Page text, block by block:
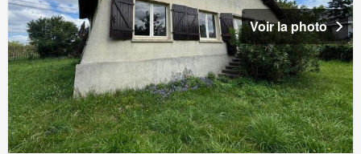
Voir la photo